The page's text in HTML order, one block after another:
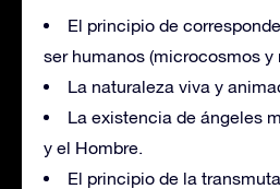
El principio de
ser humanos (microcosmos y
La naturaleza viva y
La existencia de ángeles
y el Hombre.
El principio de la